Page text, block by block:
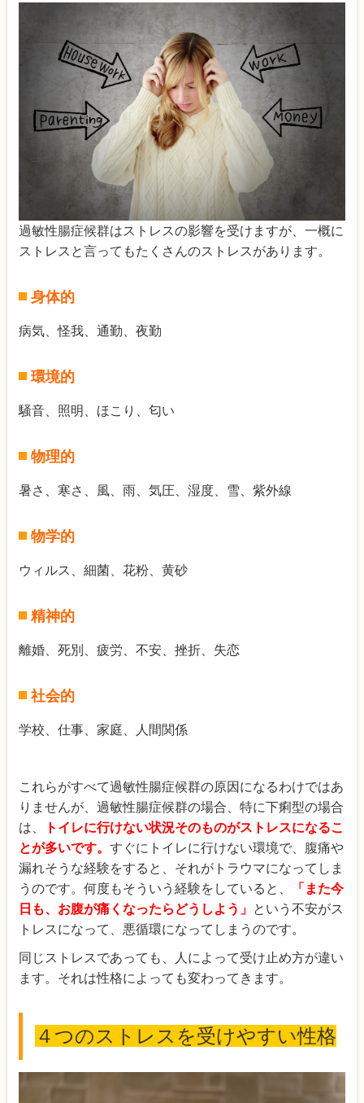
過敏性腸症候群はストレスの影響を受けますが、一概に
ストレスと言ってもたくさんのストレスがあります。
身体的
病気、怪我、通勤、夜勤
環境的
騒音、照明、ほこり、匂い
物理的
暑さ、寒さ、風、雨、気圧、湿度、雪、紫外線
物学的
ウィルス、細菌、花粉、黄砂
精神的
離婚、死別、疲労、不安、挫折、失恋
社会的
学校、仕事、家庭、 人間関係
これらがすべて過敏性腸症候群の原因になるわけではあ
りませんが、過敏性腸症候群の場合、特に下痢型の場合
は、
トイレに行けない状況そのものがストレスになるこ
とが多いです。すぐにトイレに行けない環境で、腹痛や
漏れそうな経験をすると、それがトラウマになってしま
うのです。何度もそういう経験をしていると、
「また今
日も、お腹が痛くなったらどうしよう」 という不安がス
トレスになって、悪循環になってしまうのです。
同じストレスであっても、人によって受け止め方が違い
ます。それは性格によっても変わってきます。
４つのストレスを受けやすい性格